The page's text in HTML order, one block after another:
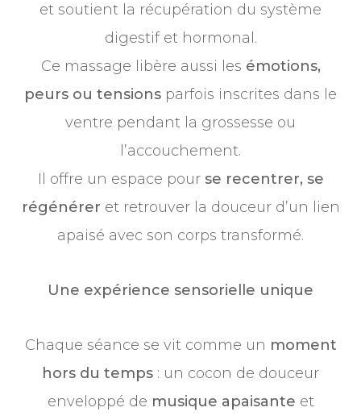
et soutient la récupération du système
digestif et hormonal.
Ce massage libère aussi les émotions,
peurs ou tensions parfois inscrites dans le
ventre pendant la grossesse ou
l’accouchement.
Il offre un espace pour se recentrer, se
régénérer et retrouver la douceur d’un lien
apaisé avec son corps transformé.
Une expérience sensorielle unique
Chaque séance se vit comme un moment
hors du temps : un cocon de douceur
enveloppé de musique apaisante et